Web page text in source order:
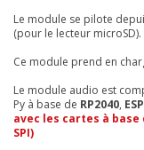
Le module se pilote
(pour le lecteur microSD).
Ce module prend en
Le module audio est
Py à base de RP2040,
avec les cartes à base
SPI)